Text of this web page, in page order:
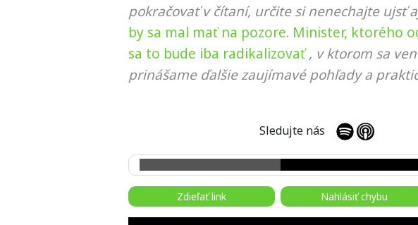
pokračovať v čítaní, určite si nenechajte ujsť
by sa mal mať na pozore. Minister, ktorého
sa to bude iba radikalizovať , v ktorom sa
prinášame ďalšie zaujímavé pohľady a
Sledujte nás
Zdieľať link Nahlásiť chybu